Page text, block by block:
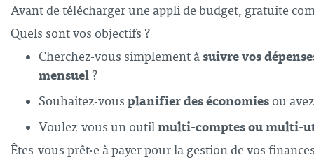
Avant de télécharger une appli de budget, gratuite
Quels sont vos objectifs ?
Cherchez-vous simplement àsuivre vos
mensuel ?
Souhaitez-vous planifier des économies ou
Voulez-vous un outilmulti-comptes ou multi-
Êtes-vous prêt·e à payer pour la gestion de vos